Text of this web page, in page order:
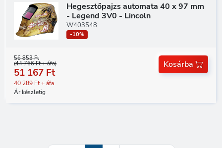
Hegesztőpajzs automata 40 x 97 mm
- Legend 3V0 - Lincoln
W403548
-10%
56 853 Ft
(44 766 Ft + áfa)
51 167 Ft
40 289 Ft + áfa
Ár készletig
Kosárba